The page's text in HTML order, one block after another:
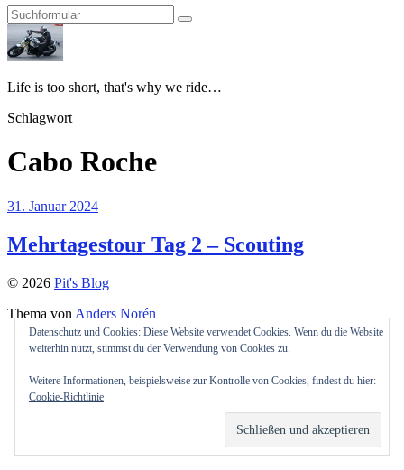
Search
Pit's
Blog
Life is too short, that's why we ride…
Schlagwort
Cabo Roche
31. Januar 2024
Mehrtagestour Tag 2 – Scouting
© 2026 Pit's Blog
Thema von Anders Norén
Datenschutz und Cookies: Diese Website verwendet Cookies. Wenn du die Website
weiterhin nutzt, stimmst du der Verwendung von Cookies zu.
Weitere Informationen, beispielsweise zur Kontrolle von Cookies, findest du hier:
Cookie-Richtlinie